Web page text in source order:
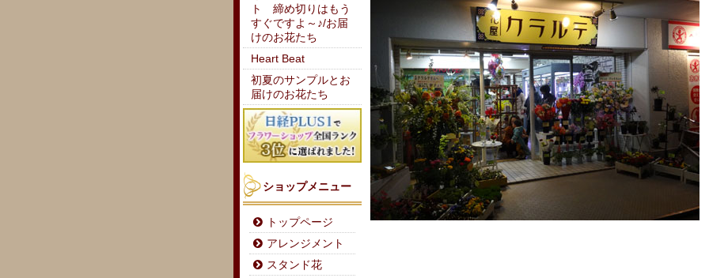
ト 締め切りはもう
すぐですよ～♪/お届
けのお花たち
Heart Beat
初夏のサンプルとお
届けのお花たち
ショップメニュー
トップページ
アレンジメント
スタンド花